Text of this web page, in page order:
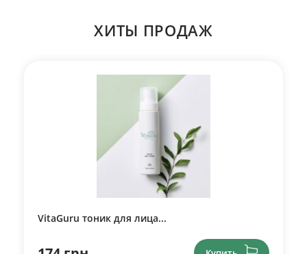
ХИТЫ ПРОДАЖ
VitaGuru тоник для лица...